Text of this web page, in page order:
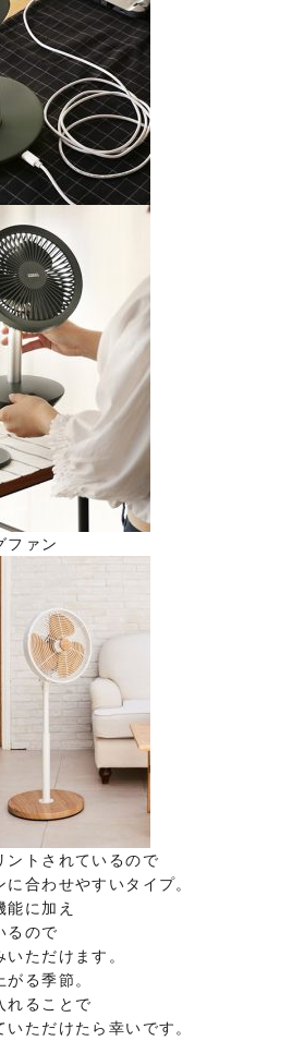
ファン
ントされているので
合わせやすいタイプ。
に加え
るので
ただけます。
る季節。
れることで
ただけたら幸いです。